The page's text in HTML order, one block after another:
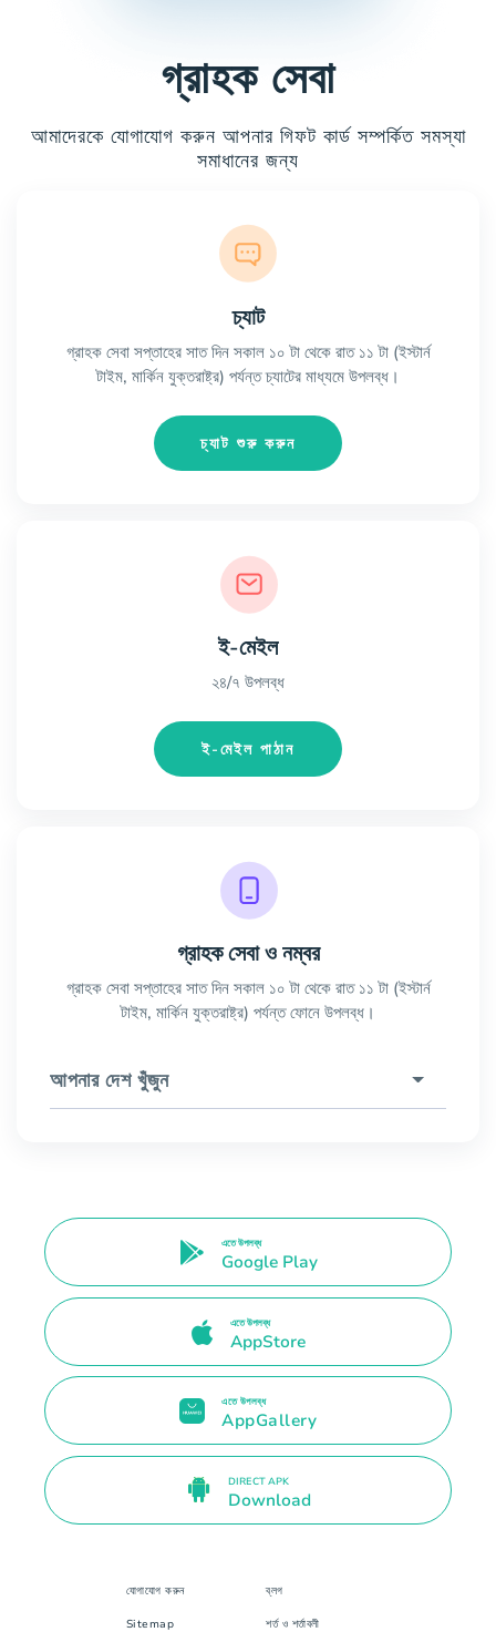
গ্রাহক সেবা
আমাদেরকে যোগাযোগ করুন আপনার গিফট কার্ড সম্পর্কিত সমস্যা
সমাধানের জন্য
চ্যাট
গ্রাহক সেবা সপ্তাহের সাত দিন সকাল ১০ টা থেকে রাত ১১ টা (ইস্টার্ন
টাইম, মার্কিন যুক্তরাষ্ট্র) পর্যন্ত চ্যাটের মাধ্যমে উপলব্ধ।
চ্যাট শুরু করুন
ই-মেইল
২৪/৭ উপলব্ধ
ই-মেইল পাঠান
গ্রাহক সেবা ও নম্বর
গ্রাহক সেবা সপ্তাহের সাত দিন সকাল ১০ টা থেকে রাত ১১ টা (ইস্টার্ন
টাইম, মার্কিন যুক্তরাষ্ট্র) পর্যন্ত ফোনে উপলব্ধ।
আপনার দেশ খুঁজুন
এতে উপলব্ধ
Google Play
এতে উপলব্ধ
AppStore
এতে উপলব্ধ
AppGallery
DIRECT APK
Download
যোগাযোগ করুন ব্লগ
Sitemap শর্ত ও শর্তাবলী